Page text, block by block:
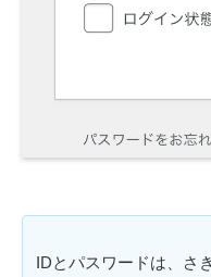
IDとパスワードは、さ